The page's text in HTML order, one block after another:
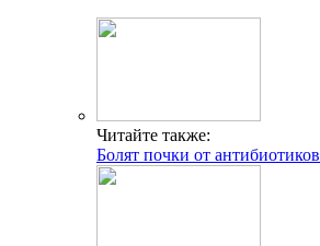
Читайте также:
Болят почки от